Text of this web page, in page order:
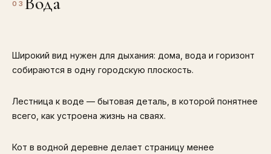
03
Широкий вид нужен для дыхания: дома, вода и горизонт
собираются в одну городскую плоскость.
Лестница к воде — бытовая деталь, в которой понятнее
всего, как устроена жизнь на сваях.
Кот в водной деревне делает страницу менее